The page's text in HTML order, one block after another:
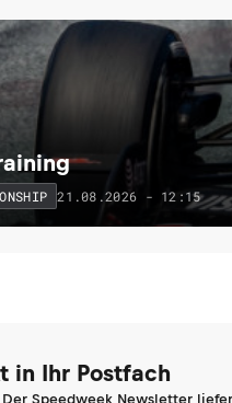
21.08.2026 - 12:15
in Ihr Postfach
Speedweek Newsletter